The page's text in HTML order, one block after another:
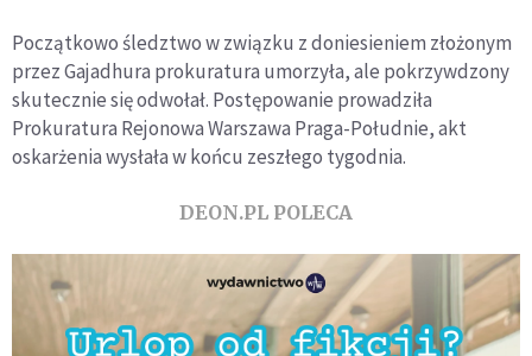
Początkowo śledztwo w związku z doniesieniem złożonym
przez Gajadhura prokuratura umorzyła, ale pokrzywdzony
skutecznie się odwołał. Postępowanie prowadziła
Prokuratura Rejonowa Warszawa Praga-Południe, akt
oskarżenia wysłała w końcu zeszłego tygodnia.
DEON.PL POLECA